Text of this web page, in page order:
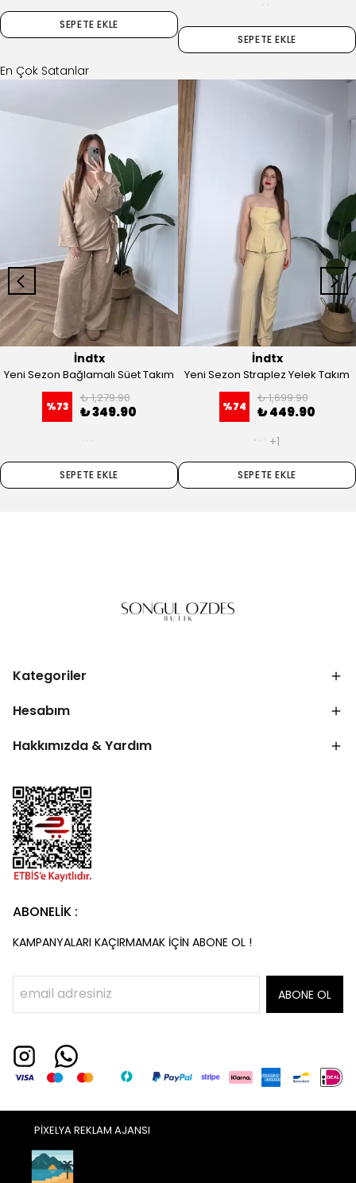
SEPETE EKLE
SEPETE EKLE
En Çok Satanlar
İndtx
Yeni Sezon Bağlamalı Süet Takım
%73
₺ 1,279.90
₺ 349.90
SEPETE EKLE
İndtx
Yeni Sezon Straplez Yelek Takım
%74
₺ 1,699.90
₺ 449.90
+1
SEPETE EKLE
Kategoriler
Hesabım
Hakkımızda & Yardım
ABONELİK :
KAMPANYALARI KAÇIRMAMAK İÇİN ABONE OL !
ABONE OL
PİXELYA REKLAM AJANSI